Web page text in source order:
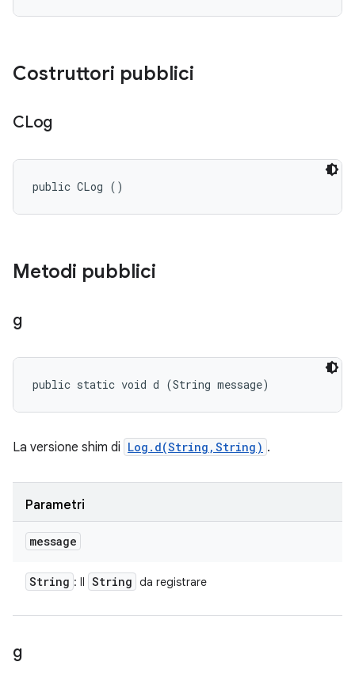
Costruttori pubblici
CLog
public CLog ()
Metodi pubblici
g
public static void d (String message)
La versione shim di Log.d(String,String) .
Parametri
message
String : Il String da registrare
g